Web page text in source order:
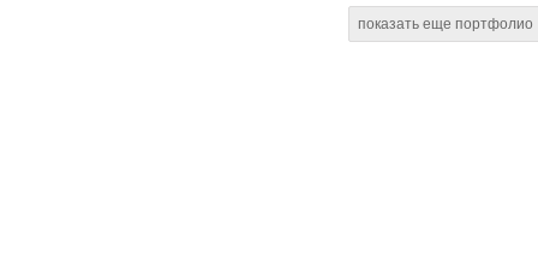
показать еще портфолио